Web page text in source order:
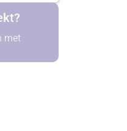
met